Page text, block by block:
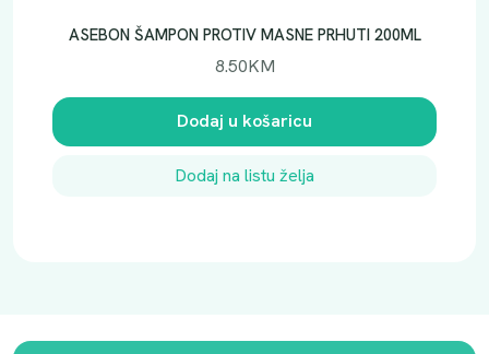
ASEBON ŠAMPON PROTIV MASNE PRHUTI 200ML
8.50KM
Dodaj u košaricu
Dodaj na listu želja